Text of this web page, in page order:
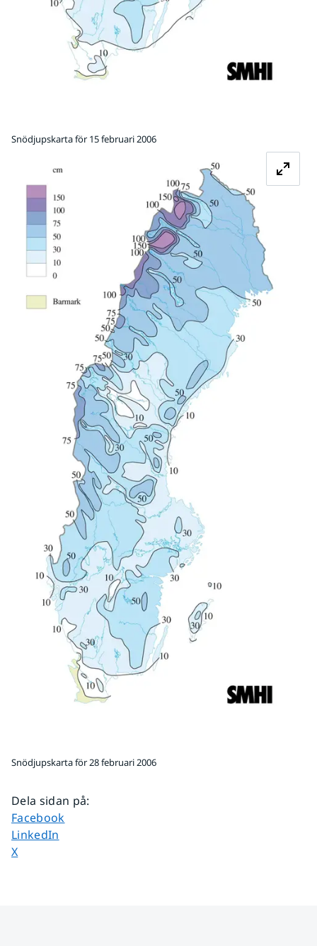
Snödjupskarta för 15 februari 2006
Snödjupskarta för 28 februari 2006
Dela sidan på:
Dela sidan på
Facebook
Dela sidan på
LinkedIn
Dela sidan på
X